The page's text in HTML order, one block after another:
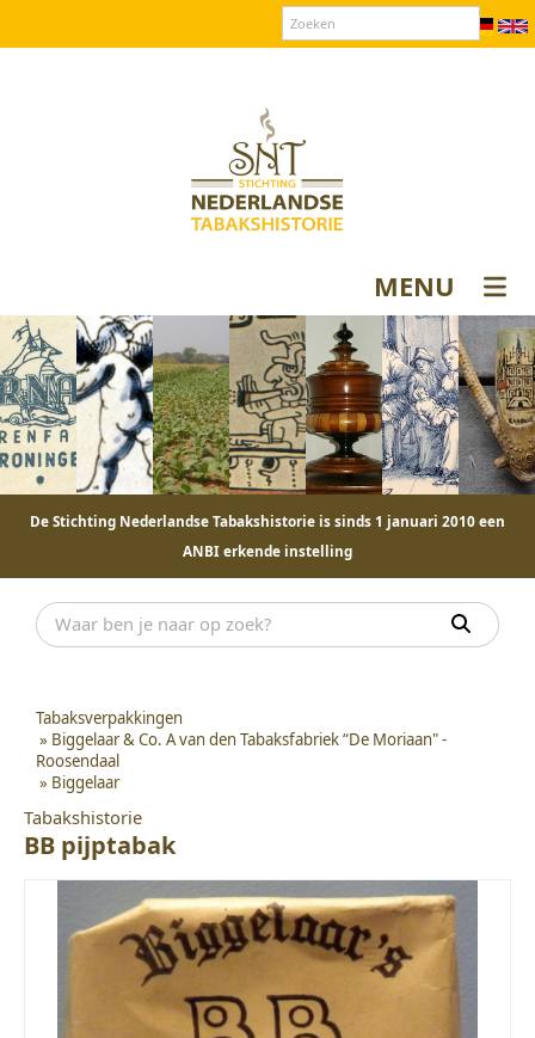
MENU
De Stichting Nederlandse Tabakshistorie is sinds 1 januari 2010 een
ANBI erkende instelling
Tabaksverpakkingen
» Biggelaar & Co. A van den Tabaksfabriek “De Moriaan" -
Roosendaal
» Biggelaar
Tabakshistorie
BB pijptabak